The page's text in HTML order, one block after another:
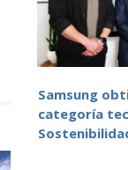
Samsung
categoría